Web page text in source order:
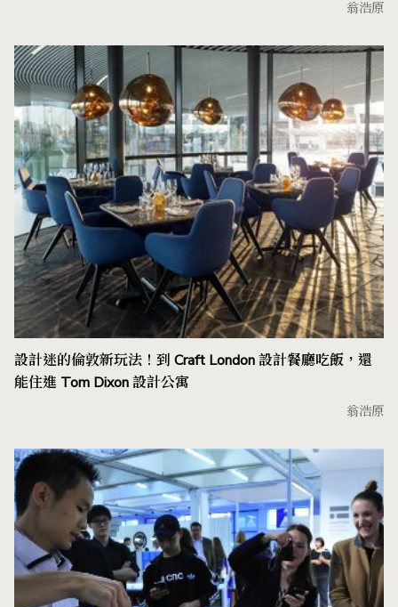
翁浩原
設計迷的倫敦新玩法！到 Craft London 設計餐廳吃飯，還
能住進 Tom Dixon 設計公寓
翁浩原